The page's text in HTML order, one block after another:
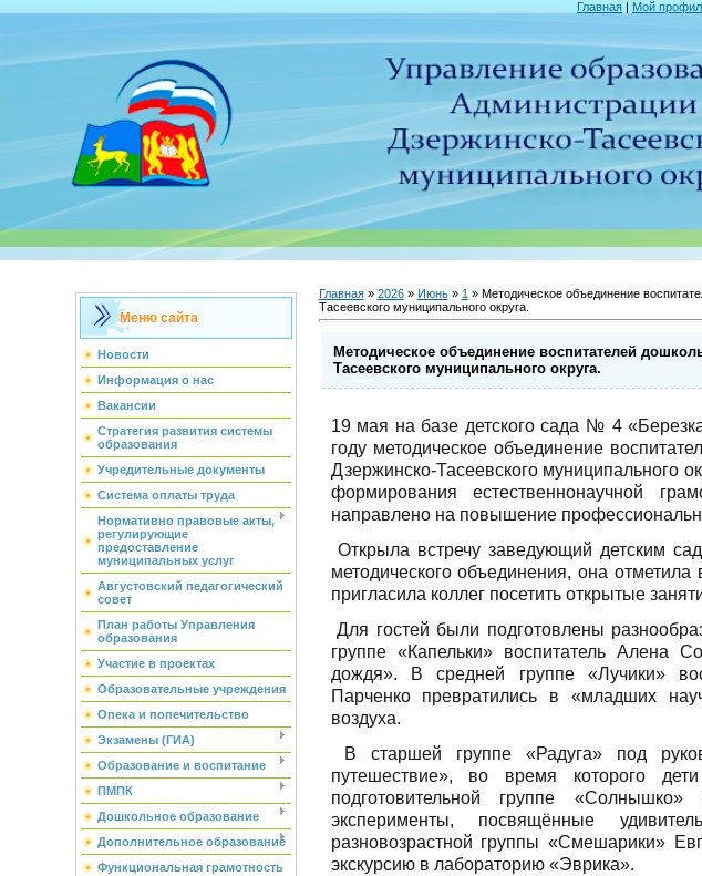
Главная | Мой
Меню сайта
Новости
Информация о нас
Вакансии
Стратегия развития системы
образования
Учредительные документы
Система оплаты труда
Нормативно правовые акты,
регулирующие
предоставление
муниципальных услуг
Августовский педагогический
совет
План работы Управления
образования
Участие в проектах
Образовательные учреждения
Опека и попечительство
Экзамены (ГИА)
Образование и воспитание
ПМПК
Дошкольное образование
Дополнительное образование
Функциональная грамотность
Главная» 2026 » Июнь » 1 » Методическое объединение
Тасеевского муниципального округа.
Методическое объединение воспитателей
Тасеевского муниципального округа.
19 мая на базе детского сада № 4
году методическое объединение
Дзержинско-Тасеевского муниципального
формирования естественнонаучной
направлено на повышение
Открыла встречу заведующий детским
методического объединения, она
пригласила коллег посетить открытые
Для гостей были подготовлены
группе «Капельки» воспитатель Алена
дождя». В средней группе «Лучики»
Парченко превратились в «младших
воздуха.
В старшей группе «Радуга» под
путешествие», во время которого
подготовительной группе
эксперименты, посвящённые
разновозрастной группы «Смешарики»
экскурсию в лабораторию «Эврика».